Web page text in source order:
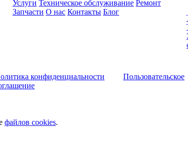
Услуги Техническое обслуживание Ремонт
Запчасти О нас Контакты Блог
конфиденциальности
Пользовательское
файлов cookies.